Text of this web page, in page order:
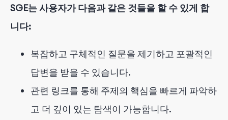
SGE는 사용자가 다음과 같은 것들을 할 수 있게 합
니다:
복잡하고 구체적인 질문을 제기하고 포괄적인
답변을 받을 수 있습니다.
관련 링크를 통해 주제의 핵심을 빠르게 파악하
고 더 깊이 있는 탐색이 가능합니다.